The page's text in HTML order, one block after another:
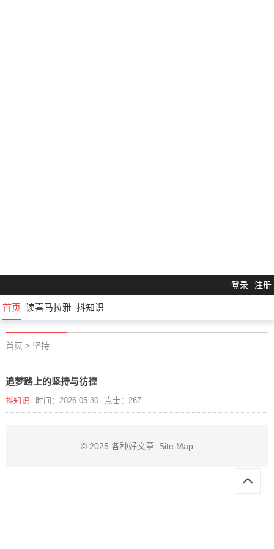
登录 注册
首页 读喜马拉雅 抖知识
首页 > 坚持
追梦路上的坚持与彷徨
抖知识 时间：2026-05-30 点击：267
© 2025 各种好文章 Site Map